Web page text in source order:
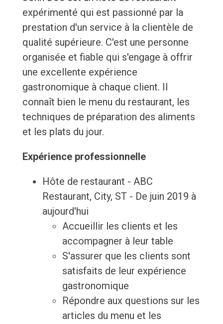
expérimenté qui est passionné par la
prestation d'un service à la clientèle de
qualité supérieure. C'est une personne
organisée et fiable qui s'engage à offrir
une excellente expérience
gastronomique à chaque client. Il
connaît bien le menu du restaurant, les
techniques de préparation des aliments
et les plats du jour.
Expérience professionnelle
Hôte de restaurant - ABC
Restaurant, City, ST - De juin 2019 à
aujourd'hui
Accueillir les clients et les
accompagner à leur table
S'assurer que les clients sont
satisfaits de leur expérience
gastronomique
Répondre aux questions sur les
articles du menu et les